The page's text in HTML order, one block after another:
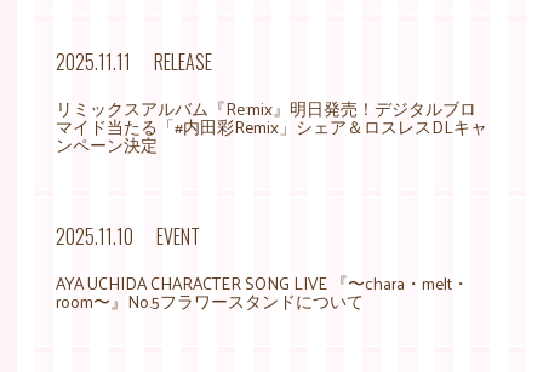
2025.11.11 RELEASE
リミックスアルバム『Re:mix』明日発売！デジタルブロ
マイド当たる「#内田彩Remix」シェア＆ロスレスDLキャ
ンペーン決定
2025.11.10 EVENT
AYA UCHIDA CHARACTER SONG LIVE 『〜chara・melt・
room〜』No.5フラワースタンドについて